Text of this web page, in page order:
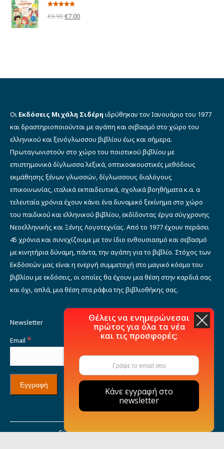
με5.00από 5
€9.90Original
€7.00Η
Οι Εκδόσεις Μιχάλη Σιδέρη ιδρύθηκαν τον Ιανουάριο του 1977
και δραστηριοποιούνται με αγάπη και σεβασμό στο χώρο του
ελληνικού και ξενόγλωσσου βιβλίου έως και σήμερα.
Πρωταγωνιστούν στο χώρο του ποιοτικού βιβλίου με
επιστημονικά δίγλωσσα λεξικά, οπτικοακουστικές μεθόδους
εκμάθησης ξένων γλωσσών, δίγλωσσους διαλόγους
επικοινωνίας, ιταλικά εκπαιδευτικά, σχολικά βοηθήματα κ.α. α
τελευταία χρόνια έχουν κάνει ένα δυναμικό ξεκίνημα στο χώρο
του παιδικού και ελληνικού βιβλίου, εκδίδοντας έργα σύγχρονης
Νεοελληνικής και Ξένης Λογοτεχνίας. Από το 1977 έχουν περάσει
45 χρόνια και συνεχίζουμε με τον ίδιο ενθουσιασμό και σεβασμό
με κινητήρια δύναμη, πάντα, την αγάπη για το βιβλίο. Στόχος των
Εκδόσεών μας είναι η ενεργή συμμετοχή στο μαγικό κόσμο του
βιβλίου με εκδόσεις, οι οποίες θα έχουν μια θέση στην καρδιά σας
και όχι, απλά, μια θέση στα ράφια της βιβλιοθήκης σας.
Newsletter
Email *
Εκδόσεις Μιχάλη Σιδέρη © 2021
Θέλεις να ενημερώνεσαι
πρώτος για όλα τα νέα
και τις προσφορές;
Κάνε εγγραφή στο
newsletter